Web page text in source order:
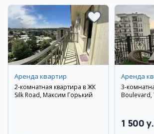
Аренда квартир
2-комнатная квартира в ЖК
Silk Road, Максим Горький
Аренда
3-
Boulevard,
1 500